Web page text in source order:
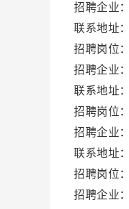
招聘企业：
联系地址：
招聘岗位：
招聘企业：
联系地址
招聘岗位：
招聘企业：
联系地址：
招聘岗位：
招聘企业：